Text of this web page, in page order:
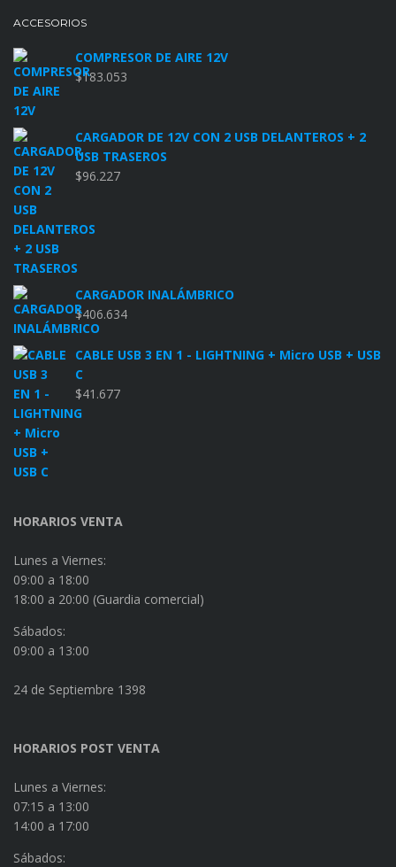
ACCESORIOS
COMPRESOR DE AIRE 12V
$183.053
CARGADOR DE 12V CON 2 USB DELANTEROS + 2
USB TRASEROS
$96.227
CARGADOR INALÁMBRICO
$406.634
CABLE USB 3 EN 1 - LIGHTNING + Micro USB + USB
C
$41.677
HORARIOS VENTA
Lunes a Viernes:
09:00 a 18:00
18:00 a 20:00 (Guardia comercial)
Sábados:
09:00 a 13:00
24 de Septiembre 1398
HORARIOS POST VENTA
Lunes a Viernes:
07:15 a 13:00
14:00 a 17:00
Sábados: